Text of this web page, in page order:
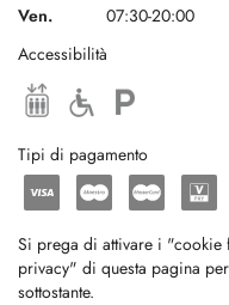
Ven.
07:30-20:00
Accessibilità
Tipi di pagamento
Si prega di attivare i "cookie
privacy" di questa pagina
sottostante.